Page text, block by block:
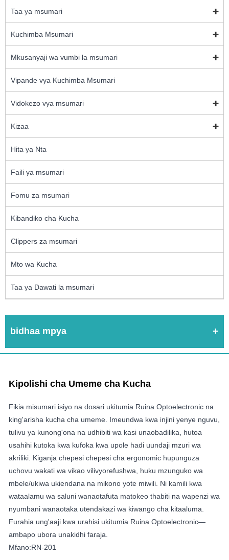
Taa ya msumari
Kuchimba Msumari
Mkusanyaji wa vumbi la msumari
Vipande vya Kuchimba Msumari
Vidokezo vya msumari
Kizaa
Hita ya Nta
Faili ya msumari
Fomu za msumari
Kibandiko cha Kucha
Clippers za msumari
Mto wa Kucha
Taa ya Dawati la msumari
bidhaa mpya
Kipolishi cha Umeme cha Kucha
Fikia misumari isiyo na dosari ukitumia Ruina Optoelectronic na
king'arisha kucha cha umeme. Imeundwa kwa injini yenye nguvu,
tulivu ya kunong'ona na udhibiti wa kasi unaobadilika, hutoa
usahihi kutoka kwa kufoka kwa upole hadi uundaji mzuri wa
akriliki. Kiganja chepesi chepesi cha ergonomic hupunguza
uchovu wakati wa vikao vilivyorefushwa, huku mzunguko wa
mbele/ukiwa ukiendana na mikono yote miwili. Ni kamili kwa
wataalamu wa saluni wanaotafuta matokeo thabiti na wapenzi wa
nyumbani wanaotaka utendakazi wa kiwango cha kitaaluma.
Furahia ung'aaji kwa urahisi ukitumia Ruina Optoelectronic—
ambapo ubora unakidhi faraja.
Mfano:RN-201